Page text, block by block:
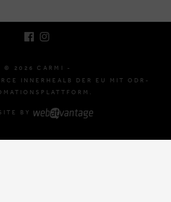
© 2026 CARMI -
INNERHEALB DER EU MIT ODR-
BY